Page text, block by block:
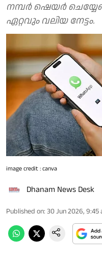
നമ്പര്‍ ഷെയര്‍
ഏറ്റവും വലിയ നേട്ടം.
image credit : canva
Dhanam News Desk
Published on: 30 Jun 2026, 9:45